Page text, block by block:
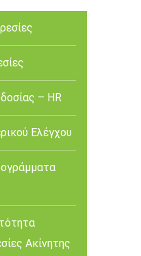
– HR
Ελέγχου
Ακίνητης